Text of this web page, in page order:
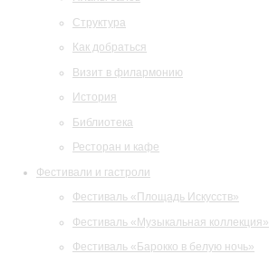
Структура
Как добраться
Визит в филармонию
История
Библиотека
Ресторан и кафе
Фестивали и гастроли
Фестиваль «Площадь Искусств»
Фестиваль «Музыкальная коллекция»
Фестиваль «Барокко в белую ночь»